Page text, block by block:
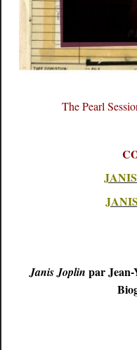
The Pearl
Janis Joplin par Jean-